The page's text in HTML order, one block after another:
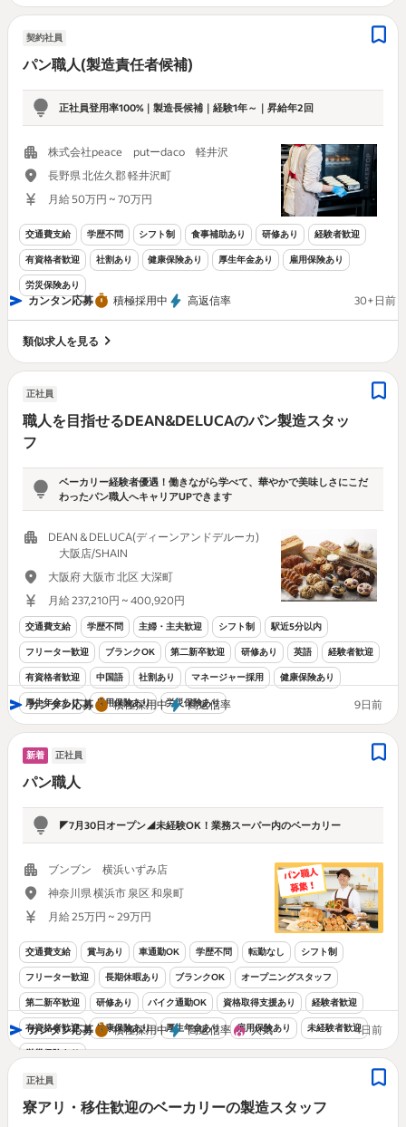
契約社員
パン職人(製造責任者候補)
正社員登用率100%｜製造長候補｜経験1年～｜昇給年2回
株式会社peace putーdaco 軽井沢
長野県 北佐久郡 軽井沢町
月給 50万円 ~ 70万円
交通費支給 学歴不問 シフト制 食事補助あり 研修あり 経験者歓迎
有資格者歓迎 社割あり 健康保険あり 厚生年金あり 雇用保険あり
労災保険あり
カンタン応募 積極採用中 高返信率 30+日前
類似求人を見る
正社員
職人を目指せるDEAN&DELUCAのパン製造スタッ
フ
ベーカリー経験者優遇！働きながら学べて、華やかで美味しさにこだ
わったパン職人へキャリアUPできます
DEAN & DELUCA(ディーンアンドデルーカ)
大阪店/SHAIN
大阪府 大阪市 北区 大深町
月給 237,210円 ~ 400,920円
交通費支給 学歴不問 主婦・主夫歓迎 シフト制 駅近5分以内
フリーター歓迎 ブランクOK 第二新卒歓迎 研修あり 英語 経験者歓迎
有資格者歓迎 中国語 社割あり マネージャー採用 健康保険あり
厚生年金あり 雇用保険あり 労災保険あり
カンタン応募 積極採用中 高返信率 9日前
新着 正社員
パン職人
◤7月30日オープン◢未経験OK！業務スーパー内のベーカリー
ブンブン 横浜いずみ店
神奈川県 横浜市 泉区 和泉町
月給 25万円 ~ 29万円
交通費支給 賞与あり 車通勤OK 学歴不問 転勤なし シフト制
フリーター歓迎 長期休暇あり ブランクOK オープニングスタッフ
第二新卒歓迎 研修あり バイク通勤OK 資格取得支援あり 経験者歓迎
有資格者歓迎 健康保険あり 厚生年金あり 雇用保険あり 未経験者歓迎
労災保険あり
カンタン応募 積極採用中 高返信率 人気 4日前
正社員
寮アリ・移住歓迎のベーカリーの製造スタッフ